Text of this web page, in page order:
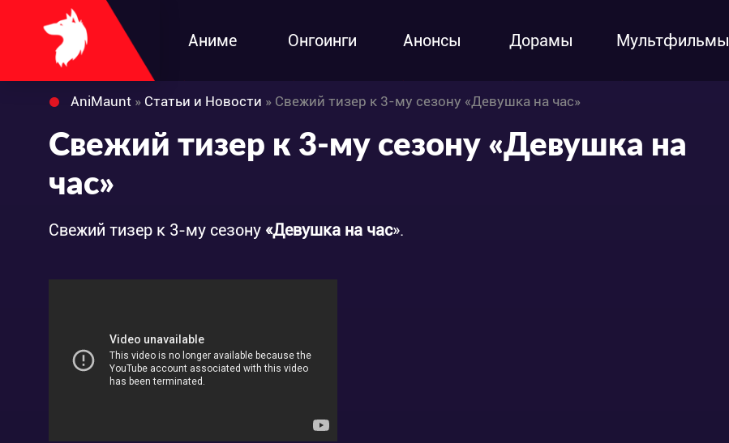
Аниме Онгоинги Анонсы Дорамы Мультфильмы
AniMaunt » Статьи и Новости » Свежий тизер к 3-му сезону «Девушка на час»
Свежий тизер к 3-му сезону «Девушка на
час»
Свежий тизер к 3-му сезону «Девушка на час».